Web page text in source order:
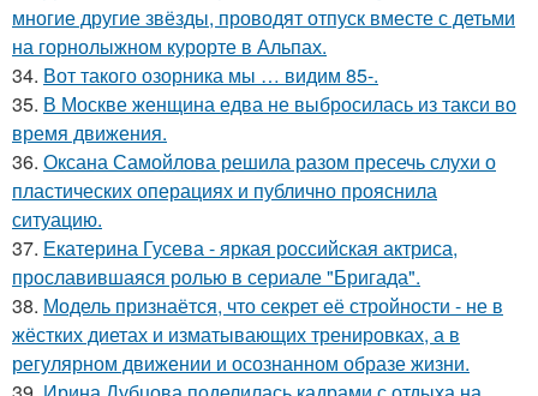
многие другие звёзды, проводят отпуск вместе с детьми
на горнолыжном курорте в Альпах.
34. Вот такого озорника мы … видим 85-.
35. В Москве женщина едва не выбросилась из такси во
время движения.
36. Оксана Самойлова решила разом пресечь слухи о
пластических операциях и публично прояснила
ситуацию.
37. Екатерина Гусева - яркая российская актриса,
прославившаяся ролью в сериале "Бригада".
38. Модель признаётся, что секрет её стройности - не в
жёстких диетах и изматывающих тренировках, а в
регулярном движении и осознанном образе жизни.